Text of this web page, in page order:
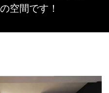
空間です！